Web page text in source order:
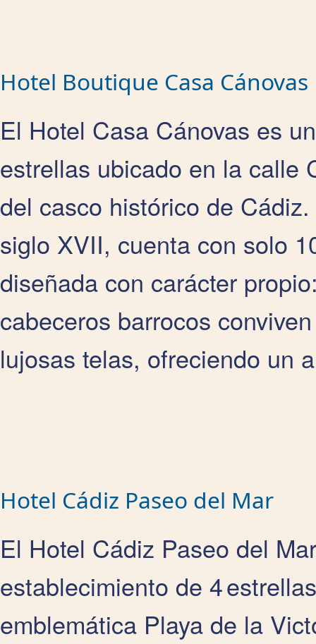
Hotel Boutique Casa Cánovas
El Hotel Casa Cánovas es
estrellas ubicado en la calle
del casco histórico de
siglo XVII, cuenta con solo
diseñada con carácter
cabeceros barrocos
lujosas telas, ofreciendo un
Hotel Cádiz Paseo del Mar
El Hotel Cádiz Paseo del
establecimiento de 4
emblemática Playa de la